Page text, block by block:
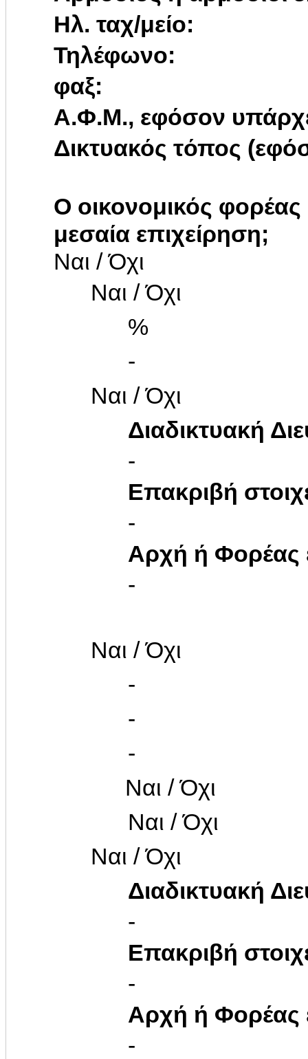
Ηλ. ταχ/μείο:
Τηλέφωνο:
φαξ:
Α.Φ.Μ., εφόσον
Δικτυακός τόπος
Ο οικονομικός φορέας
μεσαία επιχείρηση;
Ναι / Όχι
Ναι / Όχι
%
-
Ναι / Όχι
Διαδικτυακή
-
Επακριβή
-
Αρχή ή Φορέας
-
Ναι / Όχι
-
-
-
Ναι / Όχι
Ναι / Όχι
Ναι / Όχι
Διαδικτυακή
-
Επακριβή
-
Αρχή ή Φορέας
-